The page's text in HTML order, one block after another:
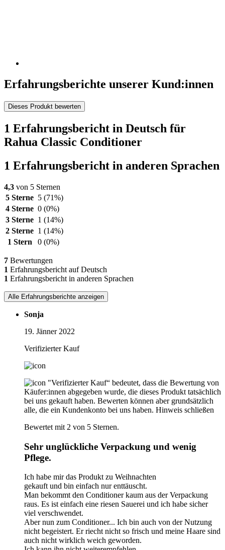
Erfahrungsberichte unserer Kund:innen
Dieses Produkt bewerten
1 Erfahrungsbericht in Deutsch für
Rahua Classic Conditioner
1 Erfahrungsbericht in anderen Sprachen
4,3 von 5 Sternen
5 Sterne 5 (71%)
4 Sterne 0 (0%)
3 Sterne 1 (14%)
2 Sterne 1 (14%)
1 Stern
0 (0%)
7 Bewertungen
1 Erfahrungsbericht auf Deutsch
1 Erfahrungsbericht in anderen Sprachen
Alle Erfahrungsberichte anzeigen
Sonja
19. Jänner 2022
Verifizierter Kauf
"Verifizierter Kauf“ bedeutet, dass die Bewertung von
Käufer:innen abgegeben wurde, die dieses Produkt tatsächlich
bei uns gekauft haben. Bewerten können aber grundsätzlich
alle, die ein Kundenkonto bei uns haben. Hinweis schließen
Bewertet mit 2 von 5 Sternen.
Sehr unglückliche Verpackung und wenig
Pflege.
Ich habe mir das Produkt zu Weihnachten
gekauft und bin einfach nur enttäuscht.
Man bekommt den Conditioner kaum aus der Verpackung
raus. Es ist einfach eine riesen Sauerei und ich habe sicher
viel verschwendet.
Aber nun zum Conditioner... Ich bin auch von der Nutzung
nicht begeistert. Er riecht nicht so frisch und meine Haare sind
auch nicht wirklich weich geworden.